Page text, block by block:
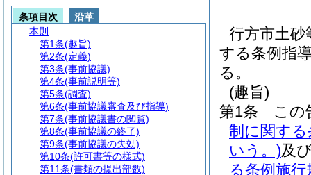
行方市土
する条例指
る。
(趣旨)
第1条
この
制に関する
いう。)及
る条例施行
条項目次
沿革
本則
第1条(趣旨)
第2条(定義)
第3条(事前協議)
第4条(事前説明等)
第5条(調査)
第6条(事前協議審査及び指導)
第7条(事前協議書の閲覧)
第8条(事前協議の終了)
第9条(事前協議の失効)
第10条(許可書等の様式)
第11条(書類の提出部数)